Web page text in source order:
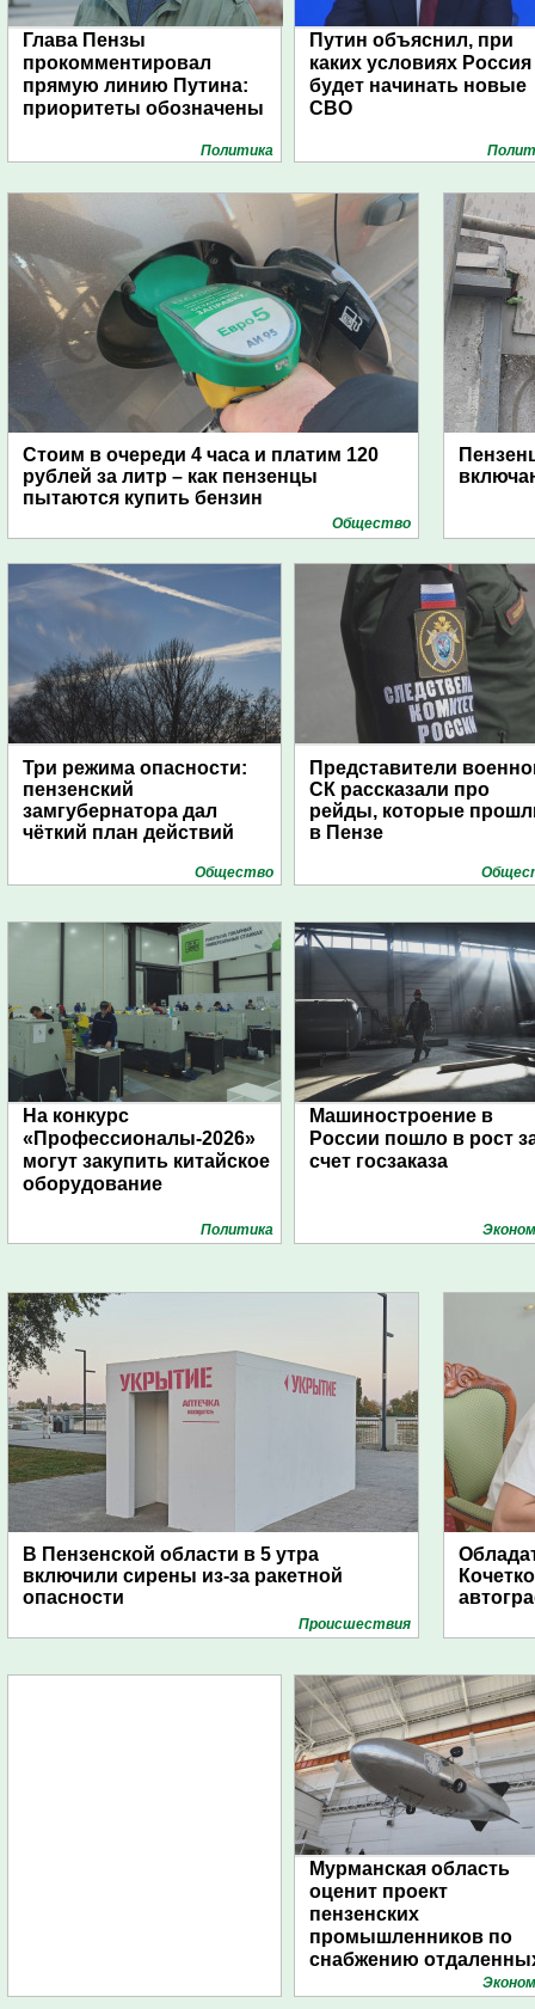
Глава Пензы
прокомментировал
прямую линию Путина:
приоритеты обозначены
Политика
Путин объяснил, при
каких условиях Россия
будет начинать новые
СВО
Стоим в очереди 4 часа и платим 120
рублей за литр – как пензенцы
пытаются купить бензин
Общество
Три режима опасности:
пензенский
замгубернатора дал
чёткий план действий
Общество
Представители
СК рассказали про
рейды, которые
в Пензе
На конкурс
«Профессионалы-2026»
могут закупить китайское
оборудование
Политика
Машиностроение в
России пошло в рост
счет госзаказа
В Пензенской области в 5 утра
включили сирены из-за ракетной
опасности
Проиcшествия
Мурманская область
оценит проект
пензенских
промышленников по
снабжению
поселений с помощью